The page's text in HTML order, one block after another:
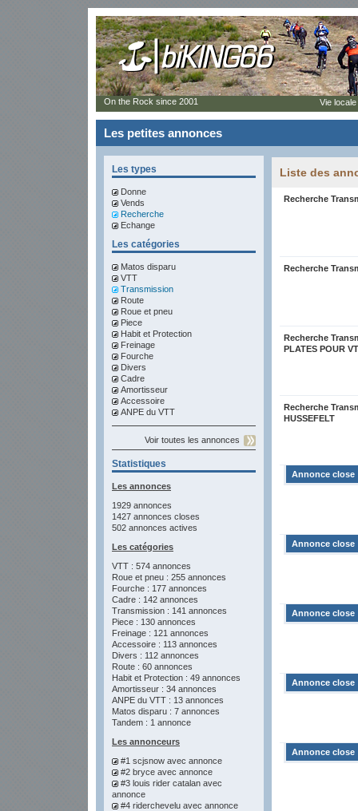
Les petites annonces
Les types
Donne
Vends
Recherche
Echange
Les catégories
Matos disparu
VTT
Transmission
Route
Roue et pneu
Piece
Habit et Protection
Freinage
Fourche
Divers
Cadre
Amortisseur
Accessoire
ANPE du VTT
Voir toutes les annonces
Statistiques
Les annonces
1929 annonces
1427 annonces closes
502 annonces actives
Les catégories
VTT : 574 annonces
Roue et pneu : 255 annonces
Fourche : 177 annonces
Cadre : 142 annonces
Transmission : 141 annonces
Piece : 130 annonces
Freinage : 121 annonces
Accessoire : 113 annonces
Divers : 112 annonces
Route : 60 annonces
Habit et Protection : 49 annonces
Amortisseur : 34 annonces
ANPE du VTT : 13 annonces
Matos disparu : 7 annonces
Tandem : 1 annonce
Les annonceurs
#1 scjsnow avec annonce
#2 bryce avec annonce
#3 louis rider catalan avec
annonce
#4 riderchevelu avec annonce
Liste des
Recherche
Recherche
Recherche
PLATES POUR
Recherche
HUSSEFELT
Annonce close
Annonce close
Annonce close
Annonce close
Annonce close
On the Rock since 2001 Vie